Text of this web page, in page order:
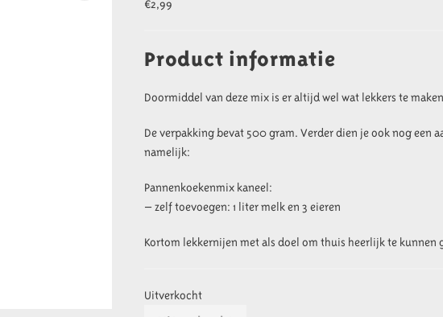
€2,99
Product informatie
Doormiddel van deze mix is er altijd wel wat lekkers te
De verpakking bevat 500 gram. Verder dien je ook nog een
namelijk:
Pannenkoekenmix kaneel:
– zelf toevoegen: 1 liter melk en 3 eieren
Kortom lekkernijen met als doel om thuis heerlijk te kunnen
Uitverkocht